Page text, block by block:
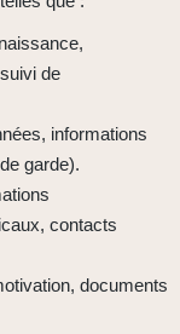
de
informations
garde).
contacts
documents